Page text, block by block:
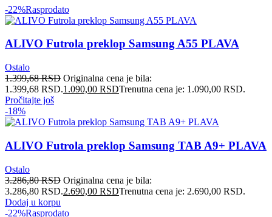
-22%Rasprodato
ALIVO Futrola preklop Samsung A55 PLAVA
Ostalo
1.399,68RSD Originalna cena je bila:
1.399,68 RSD.1.090,00 RSDTrenutna cena je: 1.090,00 RSD.
Pročitajte još
-18%
ALIVO Futrola preklop Samsung TAB A9+ PLAVA
Ostalo
3.286,80RSD Originalna cena je bila:
3.286,80 RSD.2.690,00 RSDTrenutna cena je: 2.690,00 RSD.
Dodaj u korpu
-22%Rasprodato